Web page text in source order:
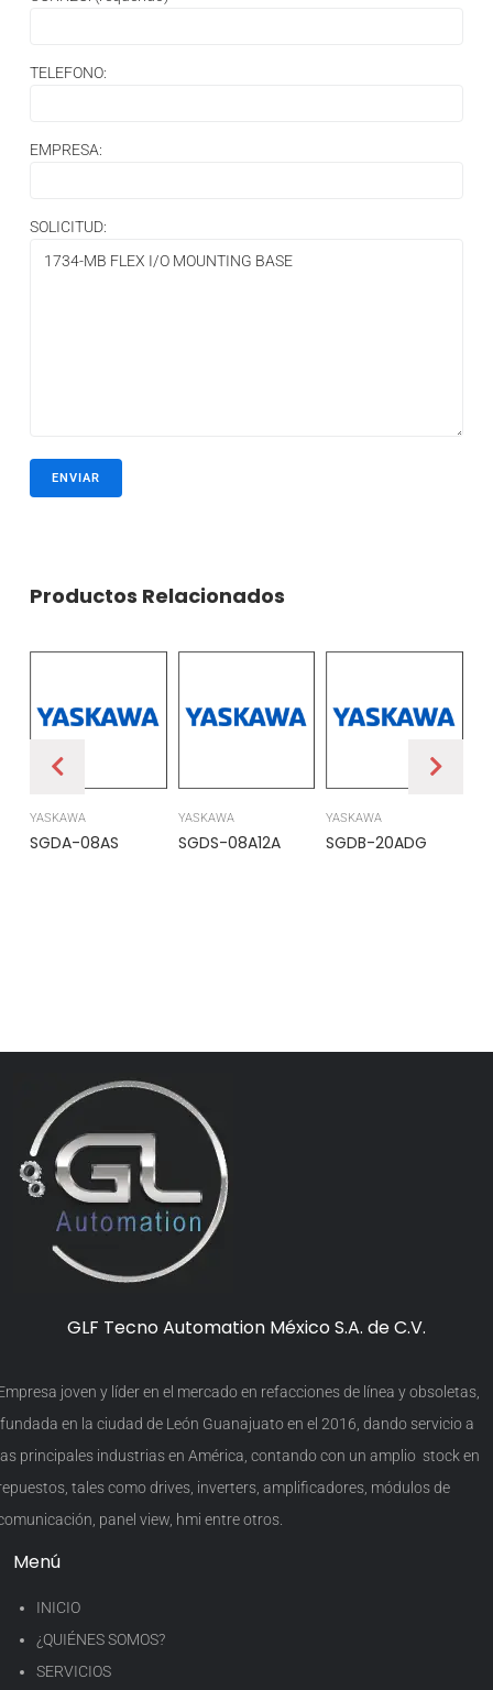
TELEFONO:
EMPRESA:
SOLICITUD:
Productos Relacionados
YASKAWA
SGDA-08AS
YASKAWA
SGDS-08A12A
YASKAWA
SGDB-20ADG
GLF Tecno Automation México S.A. de C.V.
joven y líder en el mercado en refacciones de línea y obsoletas,
en la ciudad de León Guanajuato en el 2016, dando servicio a
principales industrias en América, contando con un amplio stock en
tales como drives, inverters, amplificadores, módulos de
panel view, hmi entre otros.
Menú
INICIO
¿QUIÉNES SOMOS?
SERVICIOS